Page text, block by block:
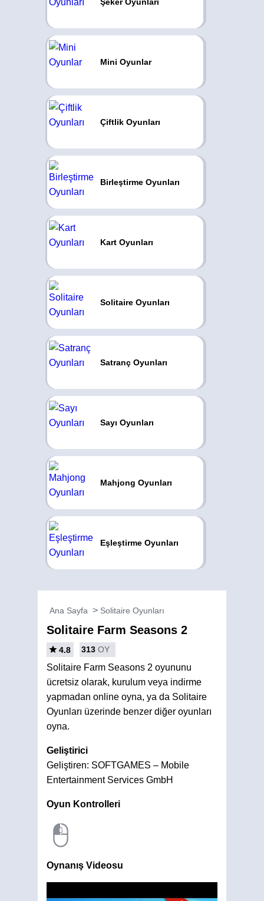
Mini Oyunlar
Çiftlik Oyunları
Birleştirme Oyunları
Kart Oyunları
Solitaire Oyunları
Satranç Oyunları
Sayı Oyunları
Mahjong Oyunları
Eşleştirme Oyunları
Ana Sayfa Solitaire Oyunları
Solitaire Farm Seasons 2
4.8 313 OY
Solitaire Farm Seasons 2 oyununu
ücretsiz olarak, kurulum veya indirme
yapmadan online oyna, ya da Solitaire
Oyunları üzerinde benzer diğer oyunları
oyna.
Geliştirici
Geliştiren: SOFTGAMES – Mobile
Entertainment Services GmbH
Oyun Kontrolleri
Oynanış Videosu